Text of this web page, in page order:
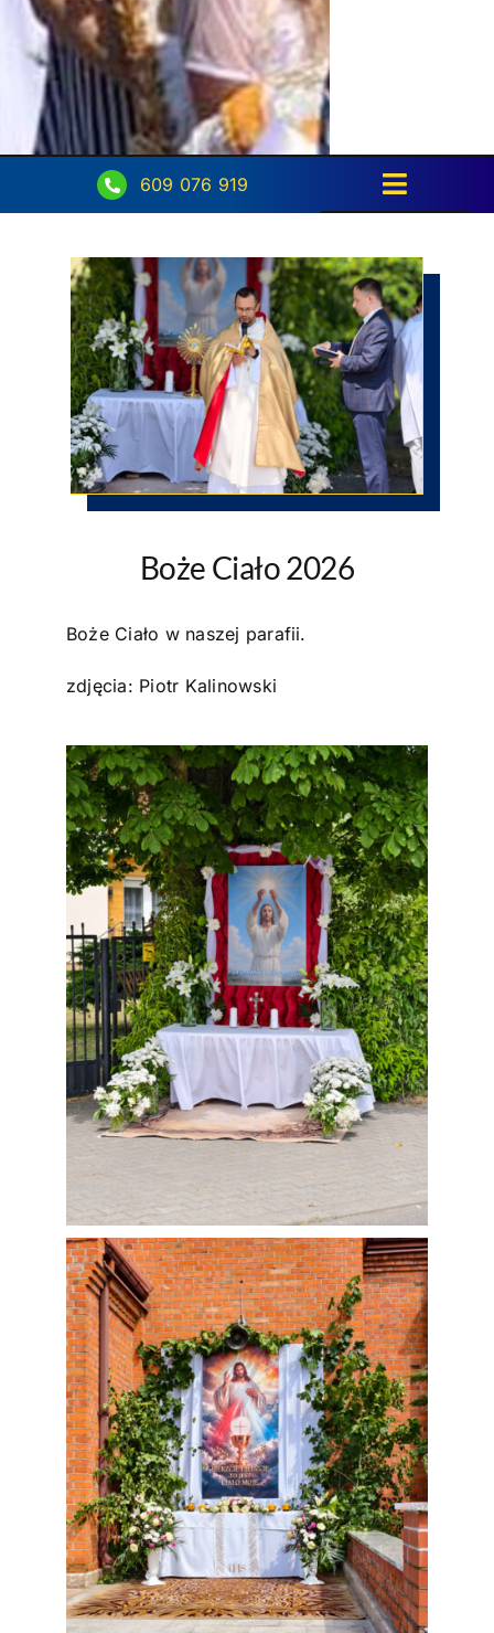
609 076 919
Toggle
Intencje
Ogłoszenia
Aktualności
O parafii
Boże Ciało 2026
Boże Ciało w naszej parafii.
zdjęcia: Piotr Kalinowski